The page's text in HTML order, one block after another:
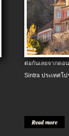
ต่อกันเลยจากต
Sintra ประเทศโป
Read more